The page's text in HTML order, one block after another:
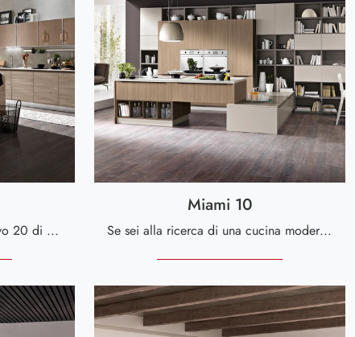
Scopri di più sulla cucina Tokyo 20 di Spar: questa soluzione in melaminico sarà la scelta ideale per te!
Miami 10
Se sei alla ricerca di una cucina moderna, scopri di più sul modello Miami 10 Spar.